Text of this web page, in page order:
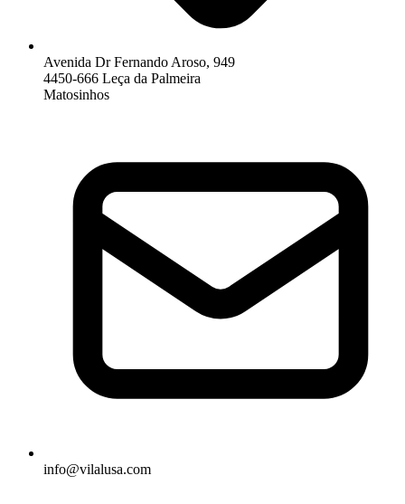
Avenida Dr Fernando Aroso, 949
4450-666 Leça da Palmeira
Matosinhos
info@vilalusa.com